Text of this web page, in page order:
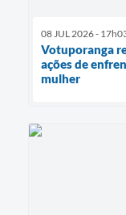
08 JUL 2026 -
Votuporanga
ações de
mulher